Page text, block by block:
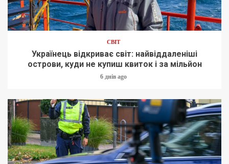
СВІТ
Українець відкриває світ: найвіддаленіші
острови, куди не купиш квиток і за мільйон
6 днів ago